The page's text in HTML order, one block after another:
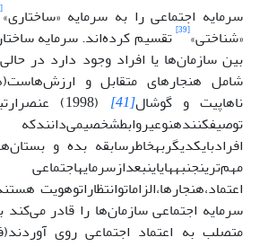
سرمایه اجتماعی را به سرمایه «ساختاری»[37]
«شناختی»[39]
تقسیم کرده‌اند. سرمایه
بین سازمان‌ها یا افراد وجود دارد در
شامل هنجارهای متقابل و
ناهاپیت و گوشال[41]
(1998)
توصیفکنندهنوعیروابطشخصیمیدانندکه
افرادبایکدیگربهخاطرسابقه بده و
مهم‌ترینجنبه­هایاینبعدازسرمایهاجتماعی
اعتماد،هنجارها،الزاماتوانتظاراتوهویت
سرمایه اجتماعی سازمان‌ها را قادر
متصلب به اعتماد اجتماعی روی